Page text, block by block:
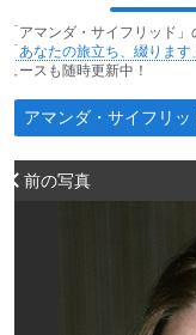
「アマンダ・サイフリッド
「あなたの旅立ち、綴ります
ュースも随時更新中！
アマンダ・サイフリッ
前の写真